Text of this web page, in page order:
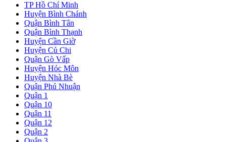
TP Hồ Chí Minh
Huyện Bình Chánh
Quận Bình Tân
Quận Bình Thạnh
Huyện Cần Giờ
Huyện Củ Chi
Quận Gò Vấp
Huyện Hóc Môn
Huyện Nhà Bè
Quận Phú Nhuận
Quận 1
Quận 10
Quận 11
Quận 12
Quận 2